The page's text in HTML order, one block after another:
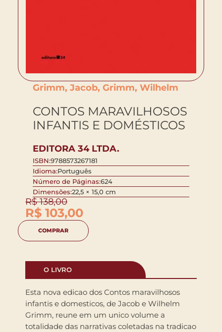
Grimm, Jacob, Grimm, Wilhelm
CONTOS MARAVILHOSOS
INFANTIS E DOMÉSTICOS
EDITORA 34 LTDA.
ISBN:9788573267181
Idioma:Português
Número de Páginas:624
Dimensões:22,5 × 15,0 cm
R$138,00
R$ 103,00
COMPRAR
O LIVRO
Esta nova edicao dos Contos maravilhosos
infantis e domesticos, de Jacob e Wilhelm
Grimm, reune em um unico volume a
totalidade das narrativas coletadas na tradicao